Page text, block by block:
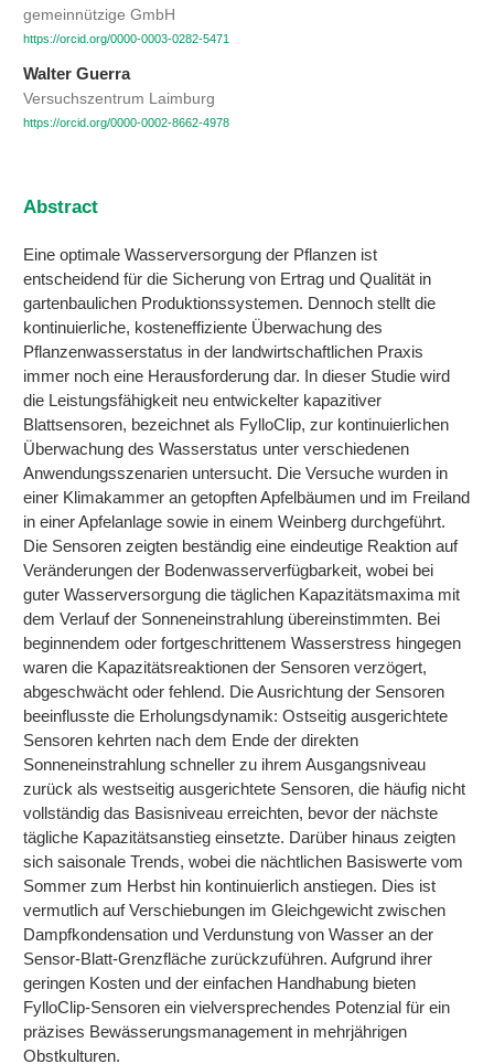
gemeinnützige GmbH
https://orcid.org/0000-0003-0282-5471
Walter Guerra
Versuchszentrum Laimburg
https://orcid.org/0000-0002-8662-4978
Abstract
Eine optimale Wasserversorgung der Pflanzen ist
entscheidend für die Sicherung von Ertrag und Qualität in
gartenbaulichen Produktionssystemen. Dennoch stellt die
kontinuierliche, kosteneffiziente Überwachung des
Pflanzenwasserstatus in der landwirtschaftlichen Praxis
immer noch eine Herausforderung dar. In dieser Studie wird
die Leistungsfähigkeit neu entwickelter kapazitiver
Blattsensoren, bezeichnet als FylloClip, zur kontinuierlichen
Überwachung des Wasserstatus unter verschiedenen
Anwendungsszenarien untersucht. Die Versuche wurden in
einer Klimakammer an getopften Apfelbäumen und im Freiland
in einer Apfelanlage sowie in einem Weinberg durchgeführt.
Die Sensoren zeigten beständig eine eindeutige Reaktion auf
Veränderungen der Bodenwasserverfügbarkeit, wobei bei
guter Wasserversorgung die täglichen Kapazitätsmaxima mit
dem Verlauf der Sonneneinstrahlung übereinstimmten. Bei
beginnendem oder fortgeschrittenem Wasserstress hingegen
waren die Kapazitätsreaktionen der Sensoren verzögert,
abgeschwächt oder fehlend. Die Ausrichtung der Sensoren
beeinflusste die Erholungsdynamik: Ostseitig ausgerichtete
Sensoren kehrten nach dem Ende der direkten
Sonneneinstrahlung schneller zu ihrem Ausgangsniveau
zurück als westseitig ausgerichtete Sensoren, die häufig nicht
vollständig das Basisniveau erreichten, bevor der nächste
tägliche Kapazitätsanstieg einsetzte. Darüber hinaus zeigten
sich saisonale Trends, wobei die nächtlichen Basiswerte vom
Sommer zum Herbst hin kontinuierlich anstiegen. Dies ist
vermutlich auf Verschiebungen im Gleichgewicht zwischen
Dampfkondensation und Verdunstung von Wasser an der
Sensor-Blatt-Grenzfläche zurückzuführen. Aufgrund ihrer
geringen Kosten und der einfachen Handhabung bieten
FylloClip-Sensoren ein vielversprechendes Potenzial für ein
präzises Bewässerungsmanagement in mehrjährigen
Obstkulturen.